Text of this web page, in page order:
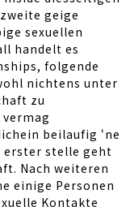
geige
sexuellen
handelt es
folgende
nichtens unter
zu
beilaufig ‘ne
erster stelle geht
Nach weiteren
einige Personen
Kontakte